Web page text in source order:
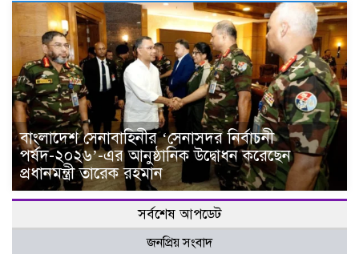
বাংলাদেশ সেনাবাহিনীর ‘সেনাসদর নির্বাচনী
পর্ষদ-২০২৬’-এর আনুষ্ঠানিক উদ্বোধন করেছেন
প্রধানমন্ত্রী তারেক রহমান
সর্বশেষ আপডেট
জনপ্রিয় সংবাদ